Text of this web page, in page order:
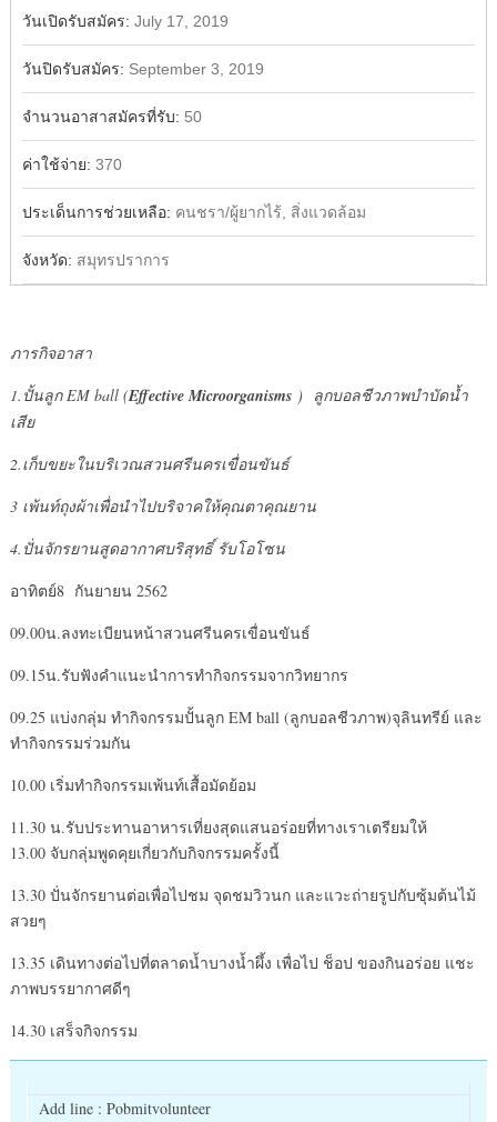
วันเปิดรับสมัคร: July 17, 2019
วันปิดรับสมัคร: September 3, 2019
จำนวนอาสาสมัครที่รับ: 50
ค่าใช้จ่าย: 370
ประเด็นการช่วยเหลือ: คนชรา/ผู้ยากไร้, สิ่งแวดล้อม
จังหวัด: สมุทรปราการ
ภารกิจอาสา
1.ปั้นลูก EM ball (Effective Microorganisms) ลูกบอลชีวภาพบำบัดน้ำ
เสีย
2.เก็บขยะในบริเวณสวนศรีนครเขื่อนขันธ์
3 เพ้นท์ถุงผ้าเพื่อนำไปบริจาคให้คุณตาคุณยาน
4.ปั่นจักรยานสูดอากาศบริสุทธิ์ รับโอโซน
อาทิตย์8 กันยายน 2562
09.00น.ลงทะเบียนหน้าสวนศรีนครเขื่อนขันธ์
09.15น.รับฟังคำแนะนำการทำกิจกรรมจากวิทยากร
09.25 แบ่งกลุ่ม ทำกิจกรรมปั้นลูก EM ball (ลูกบอลชีวภาพ)จุลินทรีย์ และ
ทำกิจกรรมร่วมกัน
10.00 เริ่มทำกิจกรรมเพ้นท์เสื้อมัดย้อม
11.30 น.รับประทานอาหารเที่ยงสุดแสนอร่อยที่ทางเราเตรียมให้
13.00 จับกลุ่มพูดคุยเกี่ยวกับกิจกรรมครั้งนี้
13.30 ปั่นจักรยานต่อเพื่อไปชม จุดชมวิวนก และแวะถ่ายรูปกับซุ้มต้นไม้
สวยๆ
13.35 เดินทางต่อไปที่ตลาดน้ำบางน้ำผึ้ง เพื่อไป ช็อป ของกินอร่อย แชะ
ภาพบรรยากาศดีๆ
14.30 เสร็จกิจกรรม
Add line : Pobmitvolunteer